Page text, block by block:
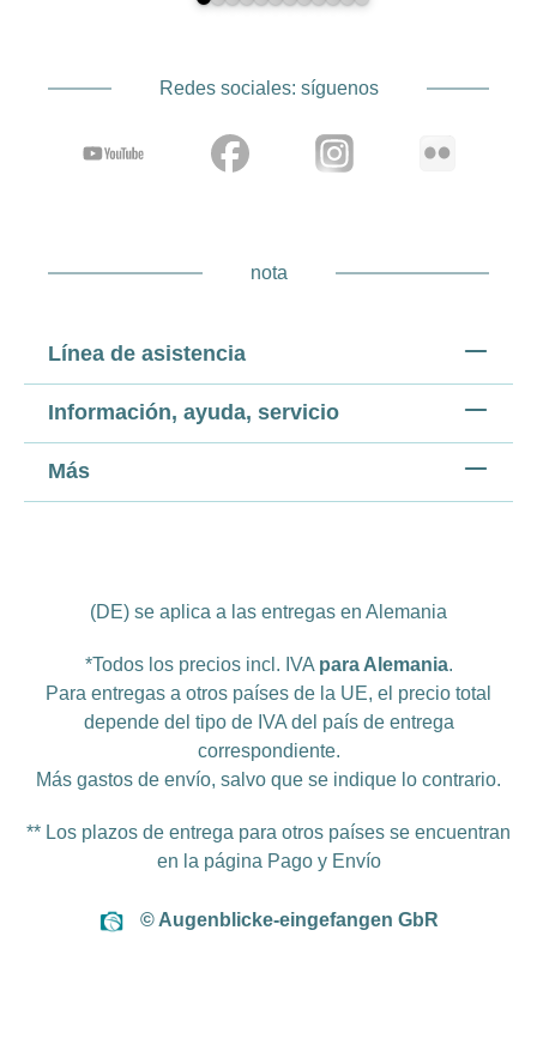
Redes sociales: síguenos
nota
Línea de asistencia
Información, ayuda, servicio
Más
(DE) se aplica a las entregas en Alemania
*Todos los precios incl. IVA para Alemania.
Para entregas a otros países de la UE, el precio total
depende del tipo de IVA del país de entrega
correspondiente.
Más gastos de envío, salvo que se indique lo contrario.
** Los plazos de entrega para otros países se encuentran
en la página Pago y Envío
© Augenblicke-eingefangen GbR